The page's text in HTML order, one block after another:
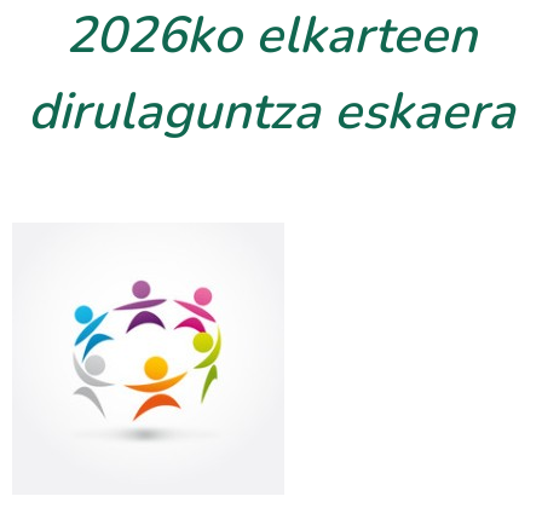
2026ko elkarteen
dirulaguntza eskaera